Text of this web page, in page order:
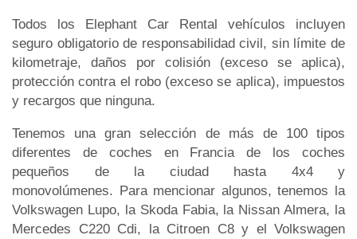
Todos los Elephant Car Rental vehículos incluyen
seguro obligatorio de responsabilidad civil, sin límite de
kilometraje, daños por colisión (exceso se aplica),
protección contra el robo (exceso se aplica), impuestos
y recargos que ninguna.
Tenemos una gran selección de más de 100 tipos
diferentes de coches en Francia de los coches
pequeños de la ciudad hasta 4x4 y
monovolúmenes. Para mencionar algunos, tenemos la
Volkswagen Lupo, la Skoda Fabia, la Nissan Almera, la
Mercedes C220 Cdi, la Citroen C8 y el Volkswagen